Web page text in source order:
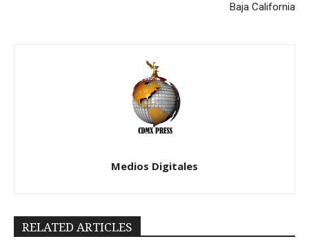
Baja California
Medios Digitales
RELATED ARTICLES